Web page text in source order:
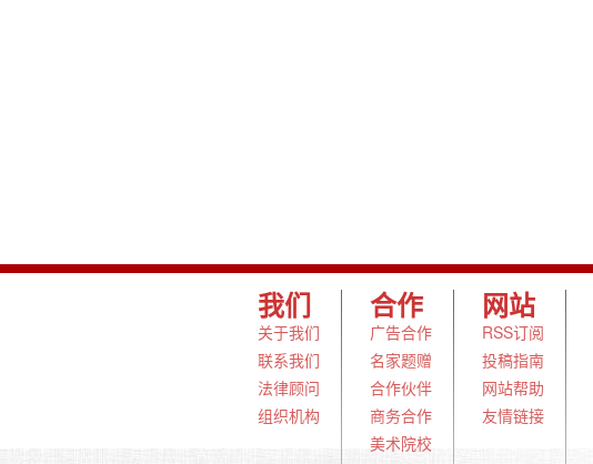
我们
关于我们
联系我们
法律顾问
组织机构
合作
广告合作
名家题赠
合作伙伴
商务合作
美术院校
网站
RSS订阅
投稿指南
网站帮助
友情链接